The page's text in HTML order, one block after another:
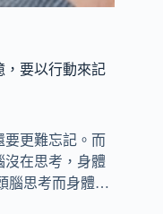
，要以行動來記
要更難忘記。而
沒在思考，身體
腦思考而身體…